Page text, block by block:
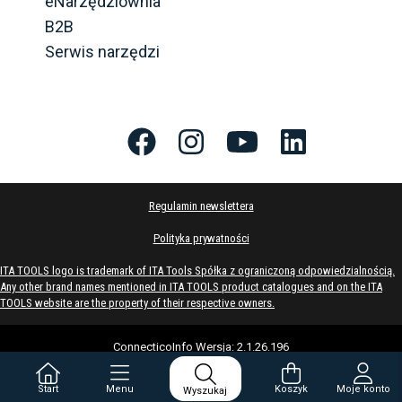
B2B
Serwis narzędzi
Regulamin newslettera
Polityka prywatności
ITA TOOLS logo is trademark of ITA Tools Spółka z ograniczoną odpowiedzialnością.
Any other brand names mentioned in ITA TOOLS product catalogues and on the ITA
TOOLS website are the property of their respective owners.
ConnecticoInfo Wersja: 2.1.26.196
Start Menu Wyszukaj Koszyk Moje konto